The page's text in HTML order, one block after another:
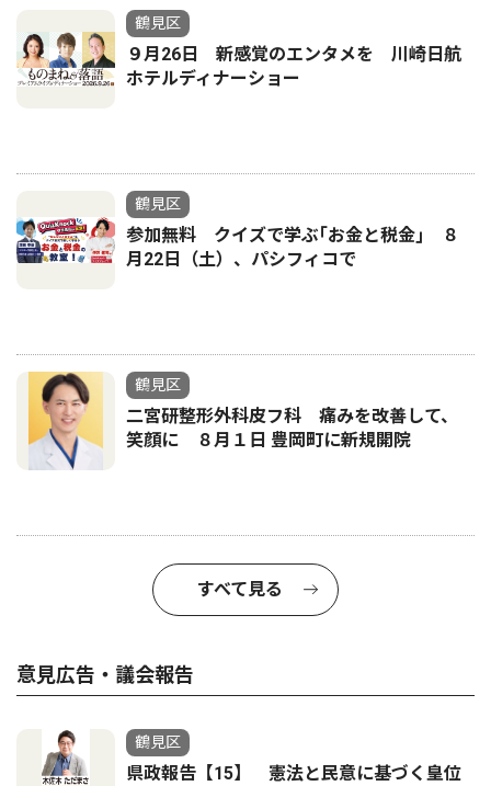
鶴見区
９月26日 新感覚のエンタメを 川崎日航
ホテルディナーショー
鶴見区
参加無料 クイズで学ぶ｢お金と税金｣ ８
月22日（土）、パシフィコで
鶴見区
二宮研整形外科皮フ科 痛みを改善して、
笑顔に ８月１日 豊岡町に新規開院
すべて見る
意見広告・議会報告
鶴見区
県政報告【15】 憲法と民意に基づく皇位